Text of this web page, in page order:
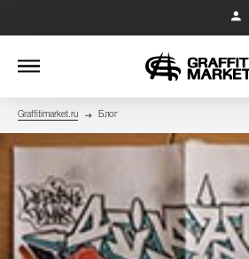
Graffitimarket.ru Блог